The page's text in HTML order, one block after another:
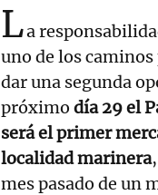
La
uno de los
dar una segunda
próximo día 29 el
será el primer
localidad marinera
mes pasado de un